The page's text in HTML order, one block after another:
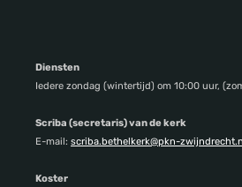
Diensten
Iedere zondag (wintertijd) om 10:00 uur,
Scriba (secretaris) van de kerk
E-mail: scriba.bethelkerk@pkn-
Koster